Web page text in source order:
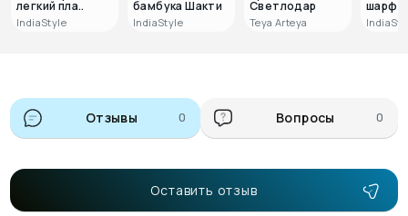
легкий пла..
IndiaStyle
бамбука Шакти
IndiaStyle
Светлодар
Teya Arteya
шарф
Отзывы 0 Вопросы 0
Оставить отзыв